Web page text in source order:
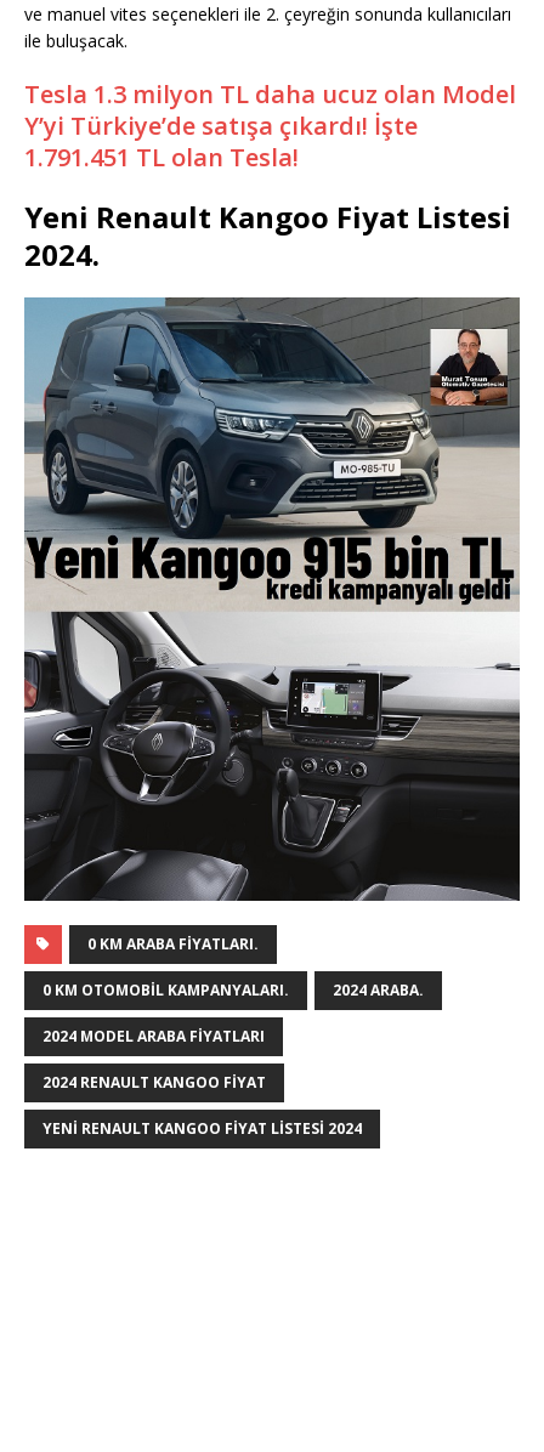
ve manuel vites seçenekleri ile 2. çeyreğin sonunda kullanıcıları
ile buluşacak.
Tesla 1.3 milyon TL daha ucuz olan Model
Y’yi Türkiye’de satışa çıkardı! İşte
1.791.451 TL olan Tesla!
Yeni Renault Kangoo Fiyat Listesi
2024.
0 KM ARABA FIYATLARI.
0 KM OTOMOBIL KAMPANYALARI. 2024 ARABA.
2024 MODEL ARABA FIYATLARI
2024 RENAULT KANGOO FIYAT
YENI RENAULT KANGOO FIYAT LISTESI 2024